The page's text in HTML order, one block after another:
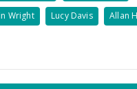
Wright Lucy Davis Allan